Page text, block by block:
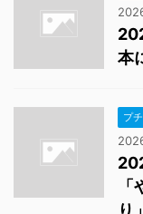
本
プ
り